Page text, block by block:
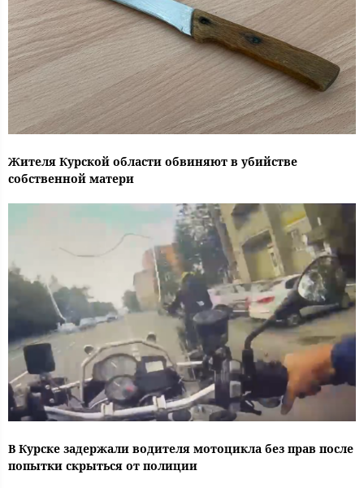
Жителя Курской области обвиняют в убийстве
собственной матери
В Курске задержали водителя мотоцикла без прав после
попытки скрыться от полиции